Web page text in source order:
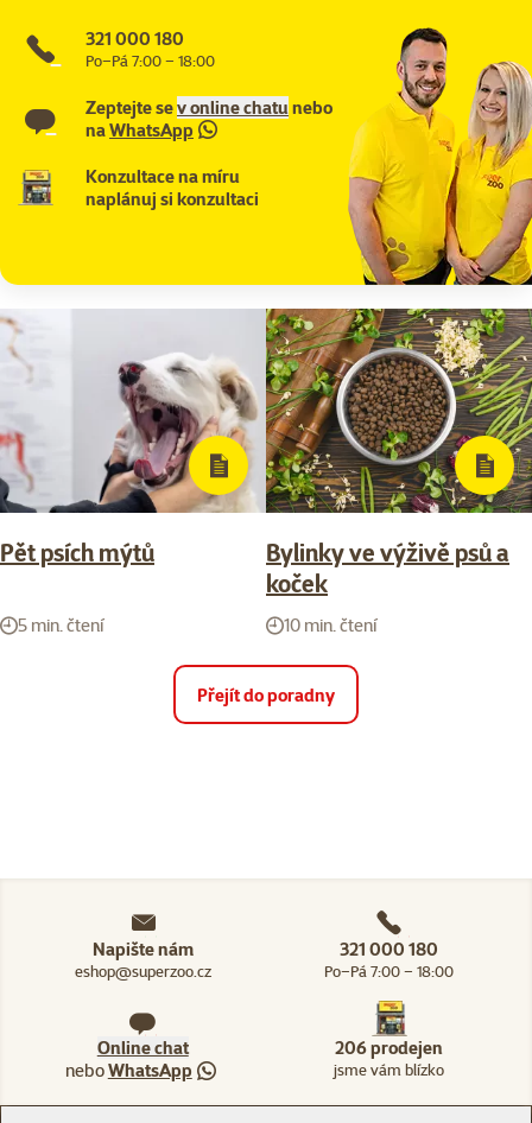
321 000 180
Po–Pá 7:00 – 18:00
Zeptejte sev online chatunebo
naWhatsApp
Konzultace na míru
naplánuj si konzultaci
Pět psích mýtů
5 min. čtení
Bylinky ve výživě psů a
koček
10 min. čtení
Přejít do poradny
Napište nám
eshop@superzoo.cz
321 000 180
Po–Pá 7:00 – 18:00
Online chat
neboWhatsApp
206 prodejen
jsme vám blízko